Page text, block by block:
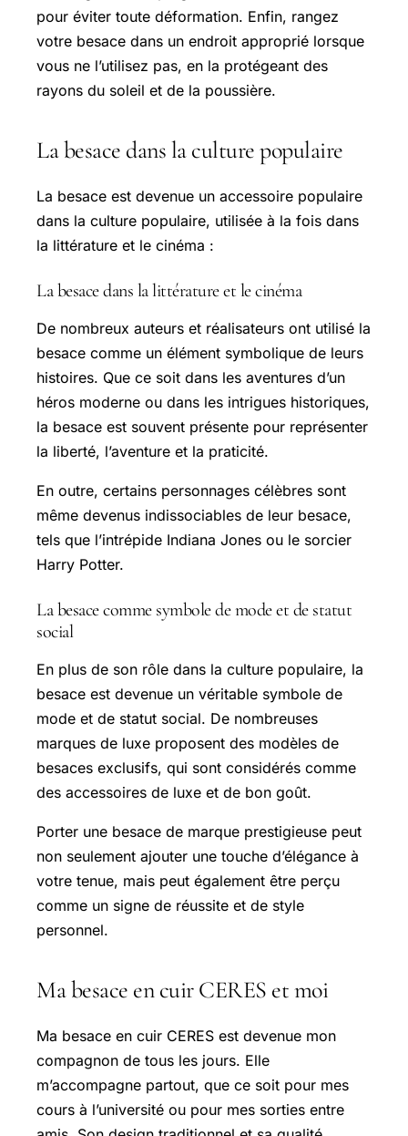
pour éviter toute déformation. Enfin, rangez
votre besace dans un endroit approprié lorsque
vous ne l’utilisez pas, en la protégeant des
rayons du soleil et de la poussière.
La besace dans la culture populaire
La besace est devenue un accessoire populaire
dans la culture populaire, utilisée à la fois dans
la littérature et le cinéma :
La besace dans la littérature et le cinéma
De nombreux auteurs et réalisateurs ont utilisé la
besace comme un élément symbolique de leurs
histoires. Que ce soit dans les aventures d’un
héros moderne ou dans les intrigues historiques,
la besace est souvent présente pour représenter
la liberté, l’aventure et la praticité.
En outre, certains personnages célèbres sont
même devenus indissociables de leur besace,
tels que l’intrépide Indiana Jones ou le sorcier
Harry Potter.
La besace comme symbole de mode et de statut
social
En plus de son rôle dans la culture populaire, la
besace est devenue un véritable symbole de
mode et de statut social. De nombreuses
marques de luxe proposent des modèles de
besaces exclusifs, qui sont considérés comme
des accessoires de luxe et de bon goût.
Porter une besace de marque prestigieuse peut
non seulement ajouter une touche d’élégance à
votre tenue, mais peut également être perçu
comme un signe de réussite et de style
personnel.
Ma besace en cuir CERES et moi
Ma besace en cuir CERES est devenue mon
compagnon de tous les jours. Elle
m’accompagne partout, que ce soit pour mes
cours à l’université ou pour mes sorties entre